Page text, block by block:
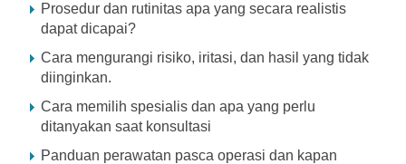
Prosedur dan rutinitas apa yang secara realistis
dapat dicapai?
Cara mengurangi risiko, iritasi, dan hasil yang tidak
diinginkan.
Cara memilih spesialis dan apa yang perlu
ditanyakan saat konsultasi
Panduan perawatan pasca operasi dan kapan